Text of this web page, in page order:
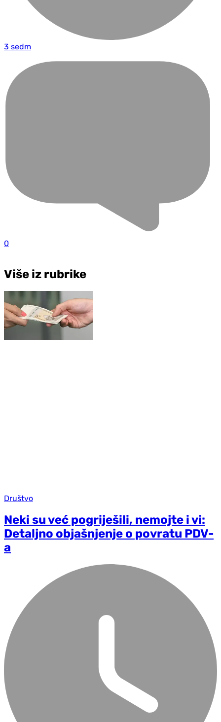
3 sedm
0
Više iz rubrike
Društvo
Neki su već pogriješili, nemojte i vi:
Detaljno objašnjenje o povratu PDV-
a